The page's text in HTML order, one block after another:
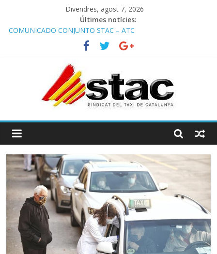
Divendres, agost 7, 2026
Últimes notícies:
COMUNICADO CONJUNTO STAC – ATC
Comunicado STAC/ ATC de la reunión con los Mossos d
‘Esquadra del aeropuerto de Barcelona.
Programa de Radio TAXI LIBRE 29.07.2026 en COOLTURA FM.
STAC/ATC SOLICITAN TAULA TÈCNICA PARA MEJORAR LA
OPERATIVA DE ENTRADA EN EL PUERTO DE BARCELONA.
Programa de Radio TAXI LIBRE 22.07.2026 en COOLTURA FM.